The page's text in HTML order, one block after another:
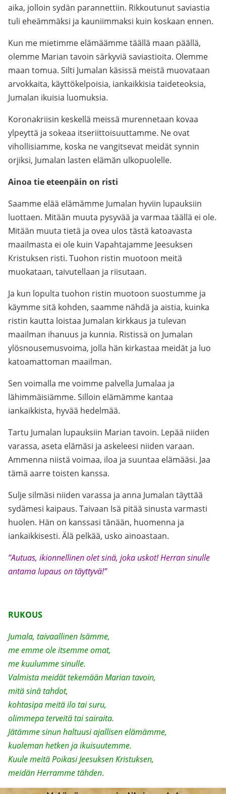
aika, jolloin sydän parannettiin. Rikkoutunut saviastia
tuli eheämmäksi ja kauniimmaksi kuin koskaan ennen.
Kun me mietimme elämäämme täällä maan päällä,
olemme Marian tavoin särkyviä saviastioita. Olemme
maan tomua. Silti Jumalan käsissä meistä muovataan
arvokkaita, käyttökelpoisia, iankaikkisia taideteoksia,
Jumalan ikuisia luomuksia.
Koronakriisin keskellä meissä murennetaan kovaa
ylpeyttä ja sokeaa itseriittoisuuttamme. Ne ovat
vihollisiamme, koska ne vangitsevat meidät synnin
orjiksi, Jumalan lasten elämän ulkopuolelle.
Ainoa tie eteenpäin on risti
Saamme elää elämämme Jumalan hyviin lupauksiin
luottaen. Mitään muuta pysyvää ja varmaa täällä ei ole.
Mitään muuta tietä ja ovea ulos tästä katoavasta
maailmasta ei ole kuin Vapahtajamme Jeesuksen
Kristuksen risti. Tuohon ristin muotoon meitä
muokataan, taivutellaan ja riisutaan.
Ja kun lopulta tuohon ristin muotoon suostumme ja
käymme sitä kohden, saamme nähdä ja aistia, kuinka
ristin kautta loistaa Jumalan kirkkaus ja tulevan
maailman ihanuus ja kunnia. Ristissä on Jumalan
ylösnousemusvoima, jolla hän kirkastaa meidät ja luo
katoamattoman maailman.
Sen voimalla me voimme palvella Jumalaa ja
lähimmäisiämme. Silloin elämämme kantaa
iankaikkista, hyvää hedelmää.
Tartu Jumalan lupauksiin Marian tavoin. Lepää niiden
varassa, aseta elämäsi ja askeleesi niiden varaan.
Ammenna niistä voimaa, iloa ja suuntaa elämääsi. Jaa
tämä aarre toisten kanssa.
Sulje silmäsi niiden varassa ja anna Jumalan täyttää
sydämesi kaipaus. Taivaan Isä pitää sinusta varmasti
huolen. Hän on kanssasi tänään, huomenna ja
iankaikkisesti. Älä pelkää, usko ainoastaan.
”Autuas, ikionnellinen olet sinä, joka uskot! Herran sinulle
antama lupaus on täyttyvä!”
RUKOUS
Jumala, taivaallinen Isämme,
me emme ole itsemme omat,
me kuulumme sinulle.
Valmista meidät tekemään Marian tavoin,
mitä sinä tahdot,
kohtasipa meitä ilo tai suru,
olimmepa terveitä tai sairaita.
Jätämme sinun haltuusi ajallisen elämämme,
kuoleman hetken ja ikuisuutemme.
Kuule meitä Poikasi Jeesuksen Kristuksen,
meidän Herramme tähden.